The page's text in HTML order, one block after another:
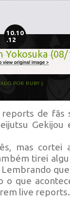
10.10
.12
Yokosuka
POR RUBY
reports de fãs
mas cortei
tirei
o que
live reports.